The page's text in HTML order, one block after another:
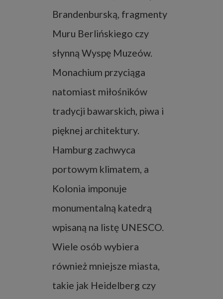
Brandenburską, fragmenty
Muru Berlińskiego czy
słynną Wyspę Muzeów.
Monachium przyciąga
natomiast miłośników
tradycji bawarskich, piwa i
pięknej architektury.
Hamburg zachwyca
portowym klimatem, a
Kolonia imponuje
monumentalną katedrą
wpisaną na listę UNESCO.
Wiele osób wybiera
również mniejsze miasta,
takie jak Heidelberg czy